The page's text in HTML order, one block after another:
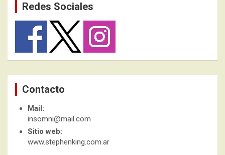
Redes Sociales
Contacto
Mail:
insomni@mail.com
Sitio web:
www.stephenking.com.ar